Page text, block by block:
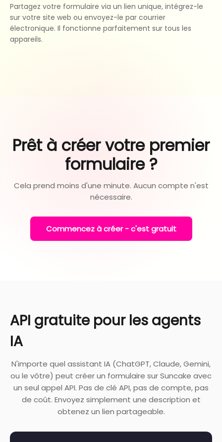
Partagez votre formulaire via un lien unique, intégrez-le
sur votre site web ou envoyez-le par courrier
électronique. Il fonctionne parfaitement sur tous les
appareils.
Prêt à créer votre premier
formulaire ?
Cela prend moins d'une minute. Aucun compte n'est
nécessaire.
Commencez à créer - c'est gratuit
API gratuite pour les agents
IA
N'importe quel assistant IA (ChatGPT, Claude, Gemini,
ou le vôtre) peut créer un formulaire sur Suncake avec
un seul appel API. Pas de clé API, pas de compte, pas
de coût. Envoyez simplement une description et
obtenez un lien partageable.